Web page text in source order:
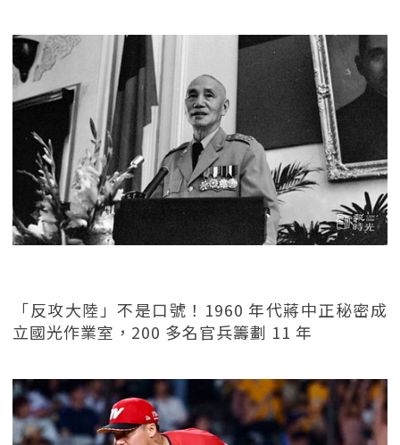
「反攻大陸」不是口號！1960 年代蔣中正秘密成
立國光作業室，200 多名官兵籌劃 11 年